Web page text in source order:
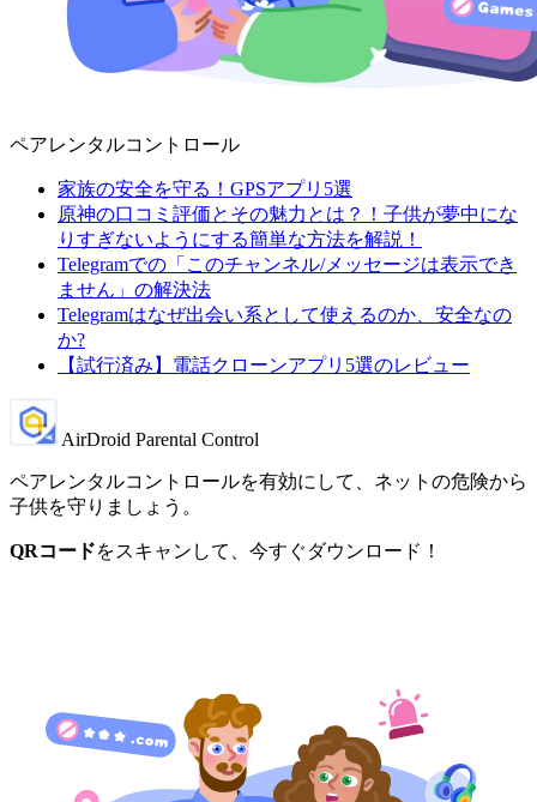
ペアレンタルコントロール
家族の安全を守る！GPSアプリ5選
原神の口コミ評価とその魅力とは？！子供が夢中にな
りすぎないようにする簡単な方法を解説！
Telegramでの「このチャンネル/メッセージは表示でき
ません」の解決法
Telegramはなぜ出会い系として使えるのか、安全なの
か?
【試行済み】電話クローンアプリ5選のレビュー
AirDroid Parental Control
ペアレンタルコントロールを有効にして、ネットの危険から
子供を守りましょう。
QRコードをスキャンして、今すぐダウンロード！